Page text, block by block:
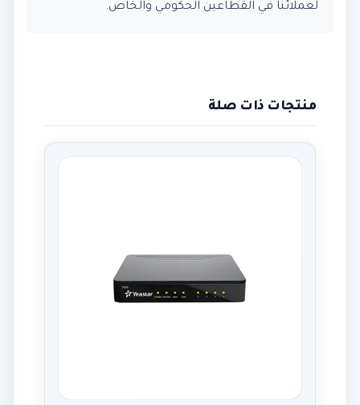
لعملائنا في القطاعين الحكومي والخاص.
منتجات ذات صلة